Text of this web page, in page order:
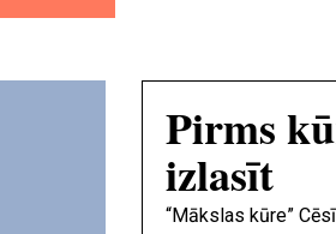
Pirms
izlasīt
“Mākslas kūre”